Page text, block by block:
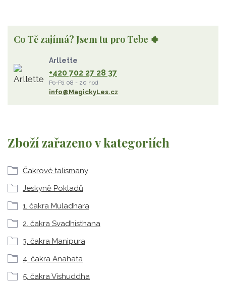
Zboží zařazeno v kategoriích
Čakrové talismany
Jeskyně Pokladů
1. čakra Muladhara
2. čakra Svadhisthana
3. čakra Manipura
4. čakra Anahata
5. čakra Vishuddha
Co Tě zajímá? Jsem tu pro Tebe 🍀
Arllette
+420 702 27 28 37
Po-Pá 08 - 20 hod
info@MagickyLes.cz